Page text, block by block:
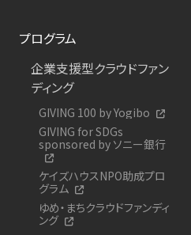
プログラム
企業支援型クラウドファン
ディング
GIVING 100 by Yogibo
GIVING for SDGs
sponsored by ソニー銀行
ケイズハウスNPO助成プロ
グラム
ゆめ・まちクラウドファンディ
ング